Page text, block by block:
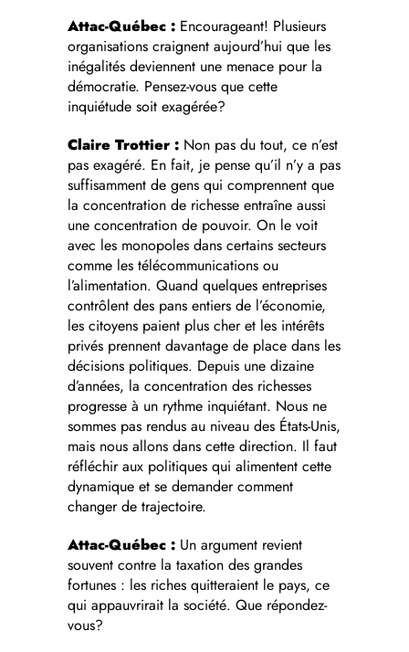
Attac-Québec : Encourageant! Plusieurs
organisations craignent aujourd’hui que les
inégalités deviennent une menace pour la
démocratie. Pensez-vous que cette
inquiétude soit exagérée?
Claire Trottier : Non pas du tout, ce n’est
pas exagéré. En fait, je pense qu’il n’y a pas
suffisamment de gens qui comprennent que
la concentration de richesse entraîne aussi
une concentration de pouvoir. On le voit
avec les monopoles dans certains secteurs
comme les télécommunications ou
l’alimentation. Quand quelques entreprises
contrôlent des pans entiers de l’économie,
les citoyens paient plus cher et les intérêts
privés prennent davantage de place dans les
décisions politiques. Depuis une dizaine
d’années, la concentration des richesses
progresse à un rythme inquiétant. Nous ne
sommes pas rendus au niveau des États-Unis,
mais nous allons dans cette direction. Il faut
réfléchir aux politiques qui alimentent cette
dynamique et se demander comment
changer de trajectoire.
Attac-Québec : Un argument revient
souvent contre la taxation des grandes
fortunes : les riches quitteraient le pays, ce
qui appauvrirait la société. Que répondez-
vous?